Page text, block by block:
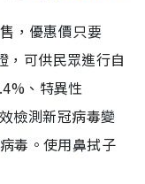
，優惠價只要
，可供民眾進行自
、特異性
檢測新冠病毒變
毒。使用鼻拭子